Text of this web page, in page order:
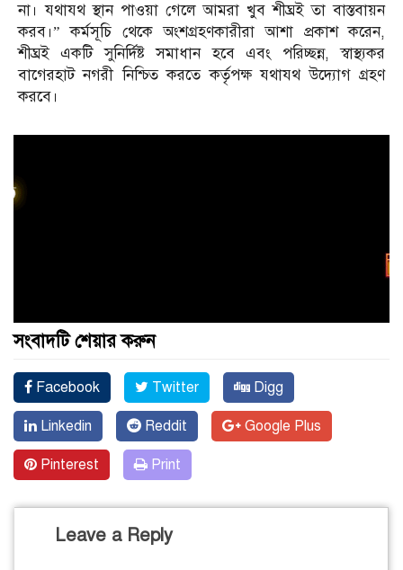
না। যথাযথ স্থান পাওয়া গেলে আমরা খুব শীঘ্রই তা বাস্তবায়ন
করব।” কর্মসূচি থেকে অংশগ্রহণকারীরা আশা প্রকাশ করেন,
শীঘ্রই একটি সুনির্দিষ্ট সমাধান হবে এবং পরিচ্ছন্ন, স্বাস্থ্যকর
বাগেরহাট নগরী নিশ্চিত করতে কর্তৃপক্ষ যথাযথ উদ্যোগ গ্রহণ
করবে।
সংবাদটি শেয়ার করুন
Facebook Twitter Digg
Linkedin Reddit Google Plus
Pinterest Print
Leave a Reply